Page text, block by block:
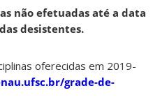
não efetuadas até a data
desistentes.
oferecidas em 2019-
grade-de-